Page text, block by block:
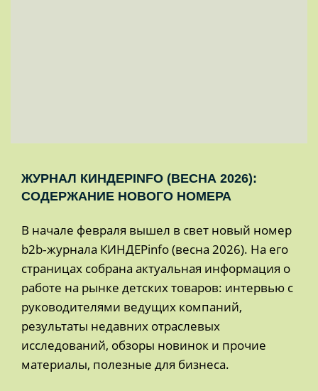
ЖУРНАЛ КИНДЕРINFO (ВЕСНА 2026):
СОДЕРЖАНИЕ НОВОГО НОМЕРА
В начале февраля вышел в свет новый номер
b2b‑журнала КИНДЕРinfo (весна 2026). На его
страницах собрана актуальная информация о
работе на рынке детских товаров: интервью с
руководителями ведущих компаний,
результаты недавних отраслевых
исследований, обзоры новинок и прочие
материалы, полезные для бизнеса.